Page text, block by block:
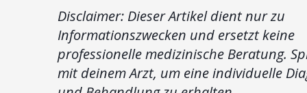
Disclaimer: Dieser Artikel dient nur zu
Informationszwecken und ersetzt keine
professionelle medizinische Beratung.
mit deinem Arzt, um eine individuelle